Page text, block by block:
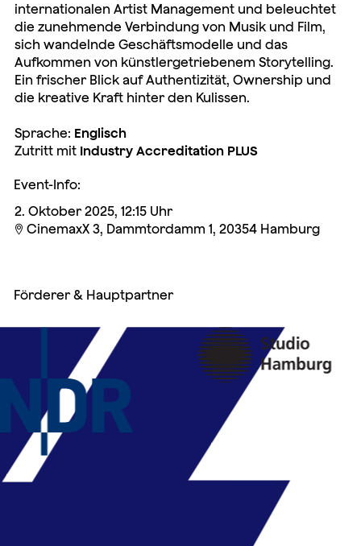
internationalen Artist Management und beleuchtet
die zunehmende Verbindung von Musik und Film,
sich wandelnde Geschäftsmodelle und das
Aufkommen von künstlergetriebenem Storytelling.
Ein frischer Blick auf Authentizität, Ownership und
die kreative Kraft hinter den Kulissen.
Sprache: Englisch
Zutritt mit Industry Accreditation PLUS
Event-Info:
2. Oktober 2025, 12:15 Uhr
 CinemaxX 3, Dammtordamm 1, 20354 Hamburg
Förderer & Hauptpartner